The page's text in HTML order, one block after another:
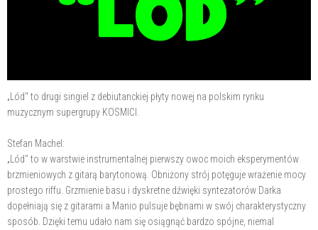
„Lód" to drugi singiel z debiutanckiej płyty nowej na polskim rynku
muzycznym supergrupy KOSMICI.
Stefan Machel:
„Lód" to w warstwie instrumentalnej pierwszy owoc moich eksperymentów
brzmieniowych z gitarą barytonową. Obniżony strój potęguje wrażenie mocy
prostego riffu. Grzmienie basu i dyskretne dźwięki syntezatorów Darka
dopełniają się z gitarami a Manio pulsuje bębnami w swój charakterystyczny
sposób. Dzięki temu udało nam się osiągnąć bardzo spójne, niemal